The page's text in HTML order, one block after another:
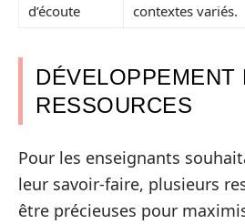
d’écoute
contextes variés.
DÉVELOPPEMENT
RESSOURCES
Pour les enseignants
leur savoir-faire, plusieurs
être précieuses pour